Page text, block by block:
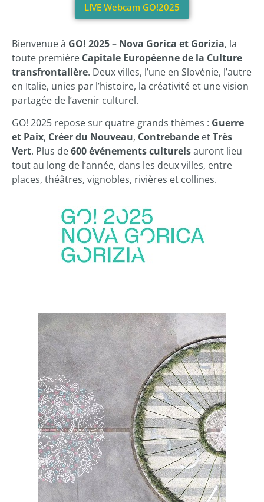
LIVE Webcam GO!2025
Bienvenue à GO! 2025 – Nova Gorica et Gorizia, la
toute première Capitale Européenne de la Culture
transfrontalière. Deux villes, l’une en Slovénie, l’autre
en Italie, unies par l’histoire, la créativité et une vision
partagée de l’avenir culturel.
GO! 2025 repose sur quatre grands thèmes : Guerre
et Paix, Créer du Nouveau, Contrebande etTrès
Vert. Plus de600 événements culturelsauront lieu
tout au long de l’année, dans les deux villes, entre
places, théâtres, vignobles, rivières et collines.